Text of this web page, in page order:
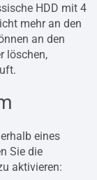
HDD mit 4
mehr an den
an den
löschen,
eines
Sie die
aktivieren: